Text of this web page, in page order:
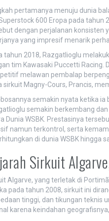
pertamanya menuju dunia
600 Eropa pada
dengan perjalanan konsisten
yang impresif menarik
tahun 2018, Razgatlioglu
tim Kawasaki Puccetti Racing.
melawan pembalap
sirkuit Magny-Cours, Prancis,
semakin nyata ketika ia
semakin berkembang
Dunia WSBK. Prestasinya
namun terkontrol, serta
di dunia WSBK hingga
Sirkuit
Algarve, yang terletak di
pada tahun 2008, sirkuit ini
tinggi, dan tikungan teknis
karena keindahan